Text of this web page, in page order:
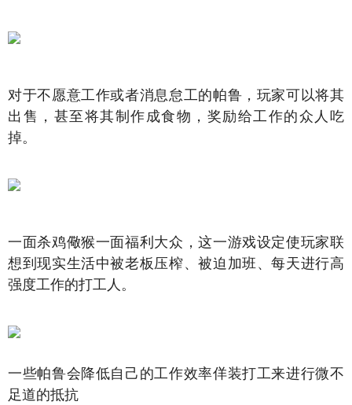
对于不愿意工作或者消息怠工的帕鲁，玩家可以将其
出售，甚至将其制作成食物，奖励给工作的众人吃
掉。
一面杀鸡儆猴一面福利大众，这一游戏设定使玩家联
想到现实生活中被老板压榨、被迫加班、每天进行高
强度工作的打工人。
一些帕鲁会降低自己的工作效率佯装打工来进行微不
足道的抵抗